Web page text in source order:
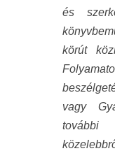
és
körút
vagy
további